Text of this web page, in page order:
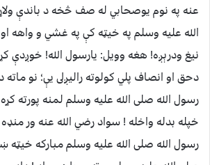
عنه په نوم يوصحابي له صف څخه د باندې
الله عليه وسلم په خيټه کې په غشي و واهه
نيغ ودرېږه! هغه وويل: يارسول الله! خوږدې
دحق او انصاف پلي کولوته راليږلى يې؛ نو ماته
رسول الله صلی الله عليه وسلم لمنه پورته
خپله بدله واخله ! سواد رضي الله عنه ور منډه
رسول الله صلی الله عليه وسلم مبارکه خيټه